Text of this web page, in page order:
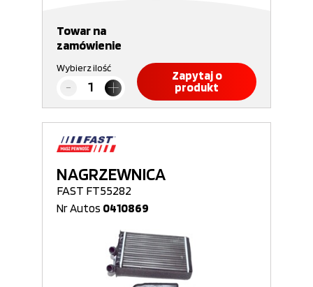
Towar na
zamówienie
Wybierz ilość
Zapytaj o
produkt
NAGRZEWNICA
FAST FT55282
Nr Autos 0410869